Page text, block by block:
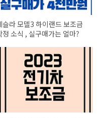
슬라 모델3 하이랜드 보조금
정 소식 , 실구매가는 얼마?